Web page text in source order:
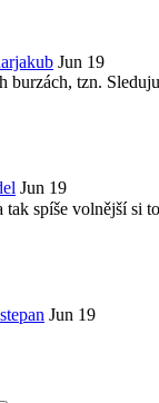
Jun 19
burzách, tzn.
Jun 19
spíše volnější si
Jun 19